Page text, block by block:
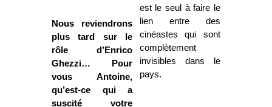
Nous reviendrons
plus tard sur le
rôle d’Enrico
Ghezzi… Pour
vous Antoine,
qu’est-ce qui a
suscité votre
est le seul à faire le
lien entre des
cinéastes qui sont
complètement
invisibles dans le
pays.